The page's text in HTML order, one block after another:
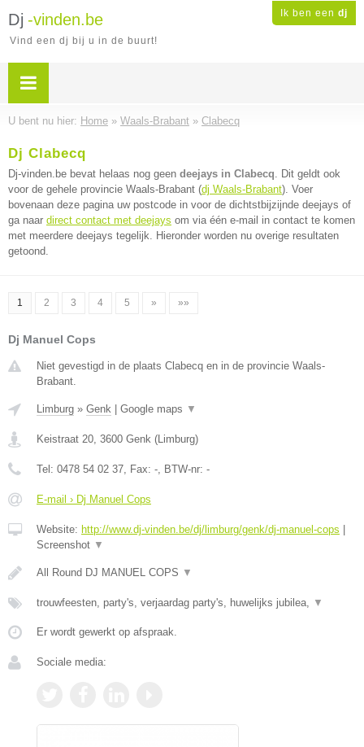
Ik ben een dj
Dj -vinden.be
Vind een dj bij u in de buurt!
U bent nu hier: Home » Waals-Brabant » Clabecq
Dj Clabecq
Dj-vinden.be bevat helaas nog geen deejays in Clabecq. Dit geldt ook
voor de gehele provincie Waals-Brabant (dj Waals-Brabant). Voer
bovenaan deze pagina uw postcode in voor de dichtstbijzijnde deejays of
ga naar direct contact met deejays om via één e-mail in contact te komen
met meerdere deejays tegelijk. Hieronder worden nu overige resultaten
getoond.
1 2 3 4 5 » »»
Dj Manuel Cops
Niet gevestigd in de plaats Clabecq en in de provincie Waals-
Brabant.
Limburg » Genk Google maps ▼
Keistraat 20, 3600 Genk (Limburg)
Tel: 0478 54 02 37, Fax: -, BTW-nr: -
E-mail › Dj Manuel Cops
Website: http://www.dj-vinden.be/dj/limburg/genk/dj-manuel-cops
Screenshot ▼
All Round DJ MANUEL COPS ▼
trouwfeesten, party's, verjaardag party's, huwelijks jubilea, ▼
Er wordt gewerkt op afspraak.
Sociale media: